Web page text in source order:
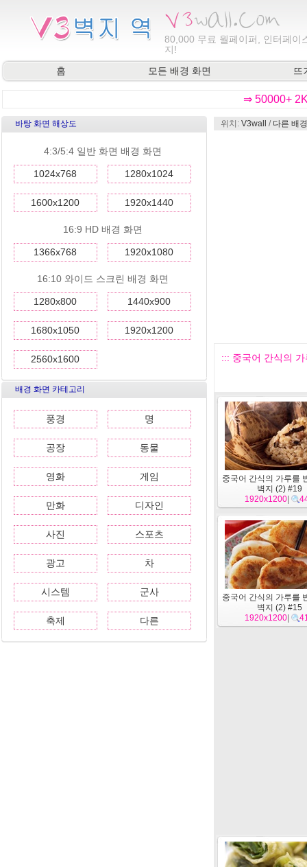
80,000 무료 월페이퍼, 인터페이
지!
홈
모든 배경 화면 뜨
⇒ 50000+
바탕 화면 해상도
4:3/5:4 일반 화면 배경 화면
1024x768 1280x1024
1600x1200 1920x1440
16:9 HD 배경 화면
1366x768 1920x1080
16:10 와이드 스크린 배경 화면
1280x800 1440x900
1680x1050 1920x1200
2560x1600
배경 화면 카테고리
풍경 명
공장 동물
영화 게임
만화 디자인
사진 스포츠
광고 차
시스템 군사
축제 다른
위치: V3wall / 다른 배
::: 중국어 간식의
중국어 간식의 가루를
벽지 (2) #19
1920x1200
중국어 간식의 가루를
벽지 (2) #15
1920x1200